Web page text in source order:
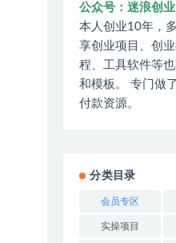
公众号：迷浪创
本人创业10年，
享创业项目、创
程、工具软件等
和模板。 专门做
付款资源。
分类目录
会员专区
实操项目